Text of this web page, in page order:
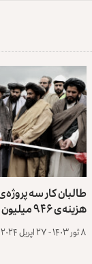
طالبان کار سه
هزینه‌ی ۹۴۶ میلیون افغانی آغاز کردند
۸ ثور ۱۴۰۳ - ۲۷ اپریل ۲۰۲۴